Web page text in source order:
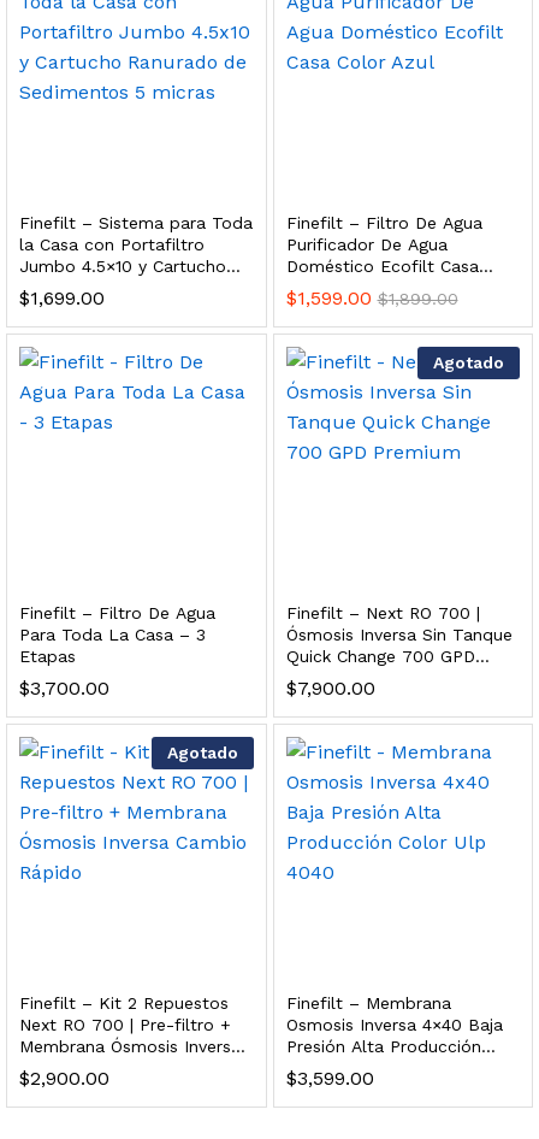
Finefilt – Sistema para Toda
la Casa con Portafiltro
Jumbo 4.5×10 y Cartucho
Ranurado de Sedimentos 5
micras
$1,699.00
Finefilt – Filtro De Agua
Purificador De Agua
Doméstico Ecofilt Casa
Color Azul
$1,599.00 $1,899.00
Finefilt – Filtro De Agua
Para Toda La Casa – 3
Etapas
$3,700.00
Agotado
Finefilt – Next RO 700 |
Ósmosis Inversa Sin Tanque
Quick Change 700 GPD
Premium
$7,900.00
Agotado
Finefilt – Kit 2 Repuestos
Next RO 700 | Pre-filtro +
Membrana Ósmosis Inversa
Cambio Rápido
$2,900.00
Finefilt – Membrana
Osmosis Inversa 4×40 Baja
Presión Alta Producción
Color Ulp 4040
$3,599.00
L/h, con filtración Welltek WT-WFS600-4S
L/h, con filtración Welltek WT-WFS600-3S
Leer más
grifo y filtración Welltek WT-PWDF-600A
filtración, UV y contador Welltek WT-WFS-BF
Leer más
y filtración Welltek WT-WDF-30M
Bebedero de pared con llenador de botellas, botón mecánico, enfriamiento y filtración Welltek WT-WFSDF-30AMM